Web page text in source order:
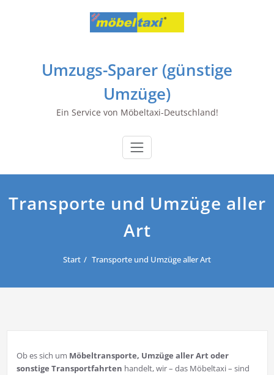
Umzugs-Sparer (günstige
Umzüge)
Ein Service von Möbeltaxi-Deutschland!
Transporte und Umzüge aller
Art
Start Transporte und Umzüge aller Art
Ob es sich um Möbeltransporte, Umzüge aller Art oder
sonstige Transportfahrten handelt, wir – das Möbeltaxi – sind